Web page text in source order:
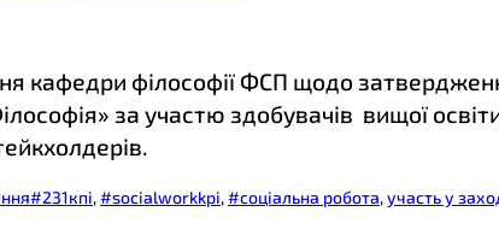
кафедри філософії ФСП щодо
за участю здобувачів вищої
#231кпі, #socialworkkpi, #соціальна робота, участь у